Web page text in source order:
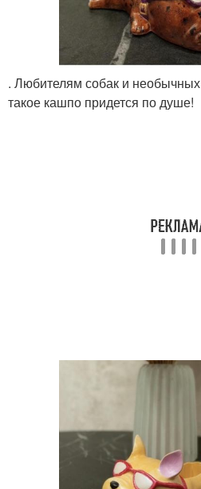
. Любителям собак и
такое кашпо придется по душе!